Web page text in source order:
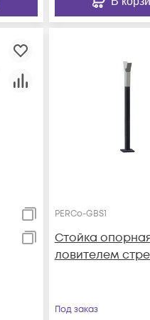
PERCo-GBS1
Стойка
ловителем
Под заказ